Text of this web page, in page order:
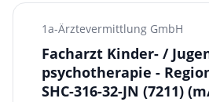
1a-Ärztevermittlung GmbH
Facharzt Kinder- /
psychotherapie -
SHC-316-32-JN (7211)